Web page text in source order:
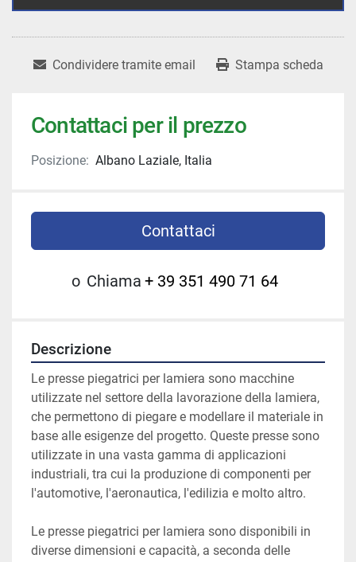
Condividere tramite email Stampa scheda
Contattaci per il prezzo
Posizione: Albano Laziale, Italia
Contattaci
o Chiama + 39 351 490 71 64
Descrizione
Le presse piegatrici per lamiera sono macchine
utilizzate nel settore della lavorazione della lamiera,
che permettono di piegare e modellare il materiale in
base alle esigenze del progetto. Queste presse sono
utilizzate in una vasta gamma di applicazioni
industriali, tra cui la produzione di componenti per
l'automotive, l'aeronautica, l'edilizia e molto altro.
Le presse piegatrici per lamiera sono disponibili in
diverse dimensioni e capacità, a seconda delle